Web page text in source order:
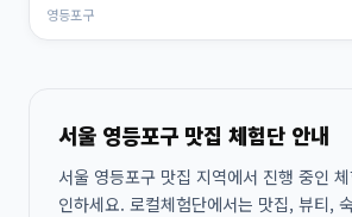
영등포구
서울 영등포구 맛집 체험단 안내
서울 영등포구 맛집 지역에서 진행 중인
인하세요. 로컬체험단에서는 맛집, 뷰티,